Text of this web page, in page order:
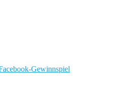
Gewinnspiel